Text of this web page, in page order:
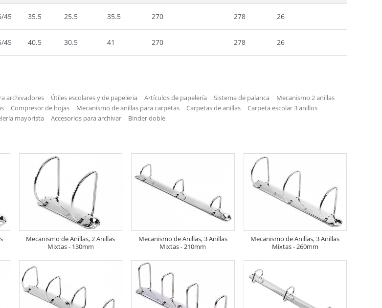
45 35.5 25.5 35.5 270 278 26
45 40.5 30.5 41 270 278 26
archivadores Útiles escolares y de papeleria Artículos de papelería Sistema de palanca
Mecanismo 2 anillas
Compresor de hojas Mecanismo de anillas para carpetas Carpetas de anillas
Carpeta escolar 3 anillos
mayorista Accesorios para archivar Binder doble
Mecanismo de Anillas, 2 Anillas
Mixtas - 130mm
Mecanismo de Anillas, 3 Anillas
Mixtas - 210mm
Mecanismo de Anillas, 3 Anillas
Mixtas - 260mm